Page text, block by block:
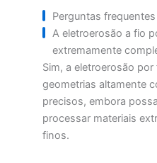
Perguntas frequentes
A eletroerosão a fio
extremamente
Sim, a eletroerosão
geometrias altamente
precisos, embora
processar materiais
finos.